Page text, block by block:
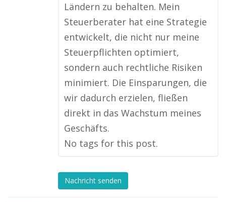
Ländern zu behalten. Mein
Steuerberater hat eine Strategie
entwickelt, die nicht nur meine
Steuerpflichten optimiert,
sondern auch rechtliche Risiken
minimiert. Die Einsparungen, die
wir dadurch erzielen, fließen
direkt in das Wachstum meines
Geschäfts.
No tags for this post.
Nachricht senden